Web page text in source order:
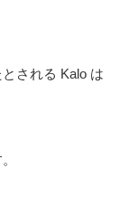
される Kalo は